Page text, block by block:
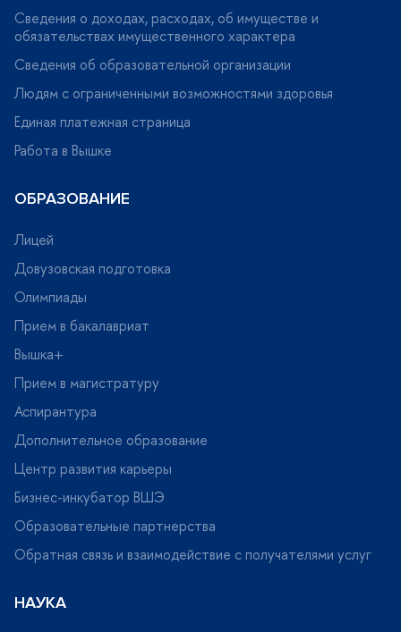
Сведения о доходах, расходах, об имуществе и
обязательствах имущественного характера
Сведения об образовательной организации
Людям с ограниченными возможностями здоровья
Единая платежная страница
Работа в Вышке
ОБРАЗОВАНИЕ
Лицей
Довузовская подготовка
Олимпиады
Прием в бакалавриат
ышка+
Прием в магистратуру
Аспирантура
Дополнительное образование
Центр развития карьеры
Бизнес-инкубатор ВШЭ
Образовательные партнерства
Обратная связь и взаимодействие с получателями услу
НАУКА